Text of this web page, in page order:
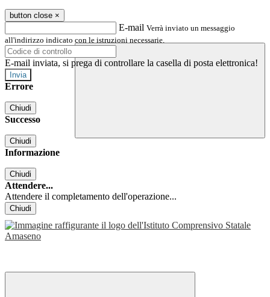
button close ×
E-mail Verrà inviato un messaggio
all'indirizzo indicato con le istruzioni necessarie.
E-mail inviata, si prega di controllare la casella di posta elettronica!
Errore
Chiudi
Successo
Chiudi
Informazione
Chiudi
Attendere...
Attendere il completamento dell'operazione...
Chiudi